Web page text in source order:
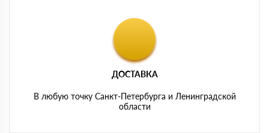
ДОСТАВКА
В любую точку Санкт-Петербурга и Ленинградской
области